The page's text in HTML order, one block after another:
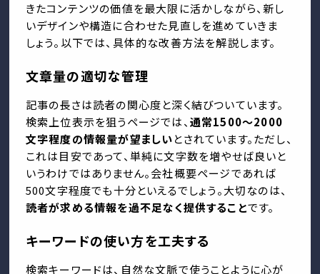
きたコンテンツの価値を最大限に活かしながら、新し
いデザインや構造に合わせた見直しを進めていきま
しょう。以下では、具体的な改善方法を解説します。
文章量の適切な管理
記事の長さは読者の関心度と深く結びついています。
検索上位表示を狙うページでは、 通常1500〜2000
文字程度の情報量が望ましいとされています。ただし、
これは目安であって、単純に文字数を増やせば良いと
いうわけではありません。会社概要ページであれば
500文字程度でも十分といえるでしょう。大切なのは、
読者が求める情報を過不足なく提供することです。
キーワードの使い方を工夫する
検索キーワードは、自然な文脈で使うことように心が